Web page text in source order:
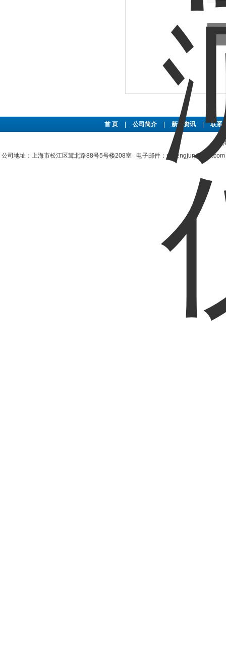
首 页 公司简介 新闻资讯 联系
公司地址：上海市松江区茸北路88号5号楼208室 电子邮件：